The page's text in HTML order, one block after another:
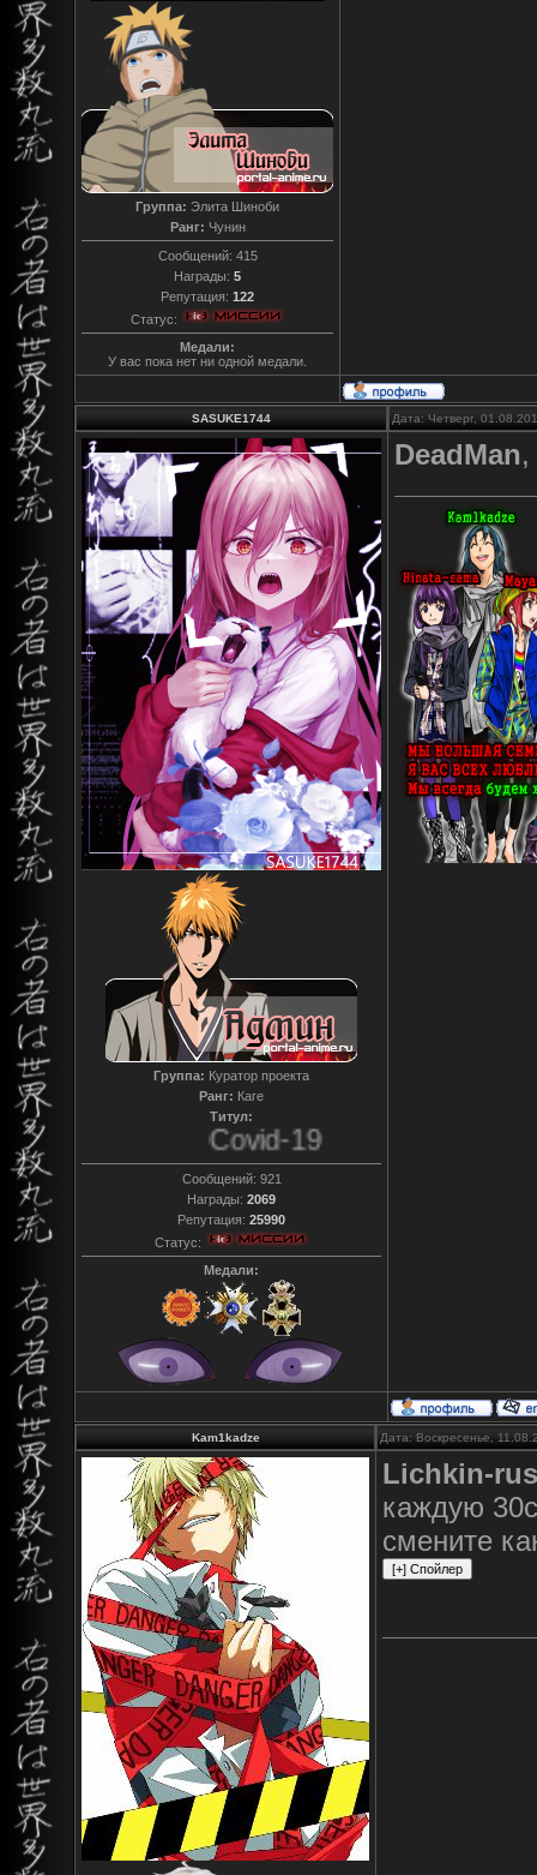
Группа: Элита Шиноби
Ранг: Чунин
Сообщений: 415
Награды: 5
Репутация: 122
Статус:
Медали:
У вас пока нет ни одной медали.
SASUKE1744 Дата: Четверг,
Группа: Куратор проекта
Ранг: Каге
Титул:
Сообщений: 921
Награды: 2069
Репутация: 25990
Статус:
Медали:
DeadMan
Kam1kadze Дата: Воскресенье,
Lichkin-rus
каждую
смените